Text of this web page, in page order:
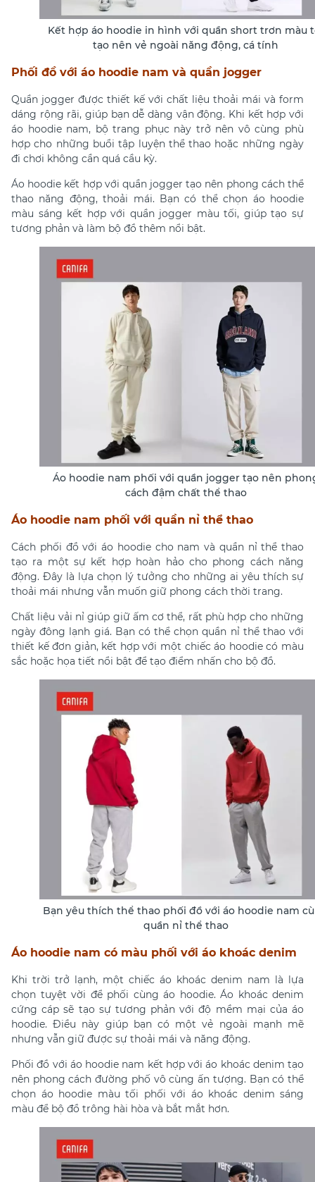
Kết hợp áo hoodie in hình với quần short trơn màu
tạo nên vẻ ngoài năng động, cá tính
Phối đồ với áo hoodie nam và quần jogger
Quần jogger được thiết kế với chất liệu thoải mái và form
dáng rộng rãi, giúp bạn dễ dàng vận động. Khi kết hợp với
áo hoodie nam, bộ trang phục này trở nên vô cùng phù
hợp cho những buổi tập luyện thể thao hoặc những ngày
đi chơi không cần quá cầu kỳ.
Áo hoodie kết hợp với quần jogger tạo nên phong cách thể
thao năng động, thoải mái. Bạn có thể chọn áo hoodie
màu sáng kết hợp với quần jogger màu tối, giúp tạo sự
tương phản và làm bộ đồ thêm nổi bật.
Áo hoodie nam phối với quần jogger tạo nên
cách đậm chất thể thao
Áo hoodie nam phối với quần nỉ thể thao
Cách phối đồ với áo hoodie cho nam và quần nỉ thể thao
tạo ra một sự kết hợp hoàn hảo cho phong cách năng
động. Đây là lựa chọn lý tưởng cho những ai yêu thích sự
thoải mái nhưng vẫn muốn giữ phong cách thời trang.
Chất liệu vải nỉ giúp giữ ấm cơ thể, rất phù hợp cho những
ngày đông lạnh giá. Bạn có thể chọn quần nỉ thể thao với
thiết kế đơn giản, kết hợp với một chiếc áo hoodie có màu
sắc hoặc họa tiết nổi bật để tạo điểm nhấn cho bộ đồ.
Bạn yêu thích thể thao phối đồ với áo hoodie nam
quần nỉ thể thao
Áo hoodie nam có màu phối với áo khoác denim
Khi trời trở lạnh, một chiếc áo khoác denim nam là lựa
chọn tuyệt vời để phối cùng áo hoodie. Áo khoác denim
cứng cáp sẽ tạo sự tương phản với độ mềm mại của áo
hoodie. Điều này giúp bạn có một vẻ ngoài mạnh mẽ
nhưng vẫn giữ được sự thoải mái và năng động.
Phối đồ với áo hoodie nam kết hợp với áo khoác denim tạo
nên phong cách đường phố vô cùng ấn tượng. Bạn có thể
chọn áo hoodie màu tối phối với áo khoác denim sáng
màu để bộ đồ trông hài hòa và bắt mắt hơn.